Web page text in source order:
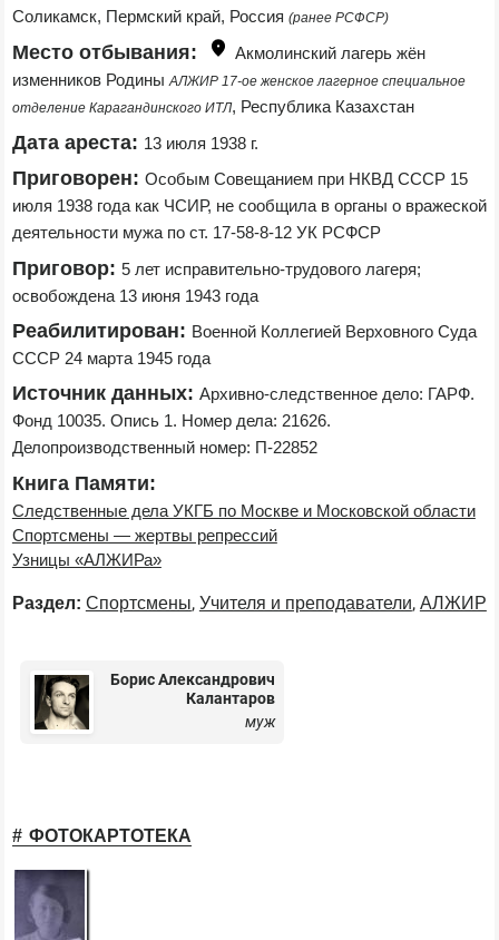
Соликамск, Пермский край, Россия (ранее РСФСР)
Место отбывания:
Акмолинский лагерь жён
изменников Родины АЛЖИР 17-ое женское лагерное специальное
отделение Карагандинского ИТЛ, Республика Казахстан
Дата ареста: 13 июля 1938 г.
Приговорен: Особым Совещанием при НКВД СССР 15
июля 1938 года как ЧСИР, не сообщила в органы о вражеской
деятельности мужа по ст. 17-58-8-12 УК РСФСР
Приговор: 5 лет исправительно-трудового лагеря;
освобождена 13 июня 1943 года
Реабилитирован: Военной Коллегией Верховного Суда
СССР 24 марта 1945 года
Источник данных: Архивно-следственное дело: ГАРФ.
Фонд 10035. Опись 1. Номер дела: 21626.
Делопроизводственный номер: П-22852
Книга Памяти:
Следственные дела УКГБ по Москве и Московской области
Спортсмены — жертвы репрессий
Узницы «АЛЖИРа»
Раздел: Спортсмены, Учителя и преподаватели, АЛЖИР
Борис Александрович
Калантаров
муж
ФОТОКАРТОТЕКА